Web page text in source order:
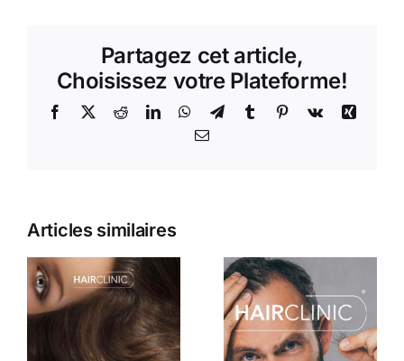
Partagez cet article,
Choisissez votre Plateforme!
Facebook
X RedditLinkedInWhatsApp
TelegramTumblr Pinterest
Vk
Xing
Email
Articles similaires